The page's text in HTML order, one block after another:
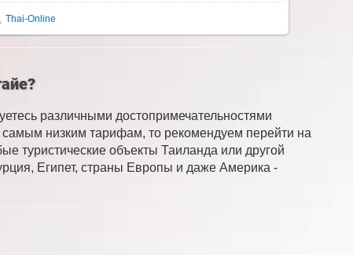
Thai-Online
различными достопримечательностями
самым низким тарифам, то рекомендуем перейти на
туристические объекты Таиланда или другой
Египет, страны Европы и даже Америка -